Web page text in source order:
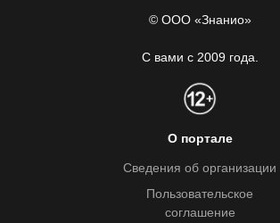
© ООО «Знанио»
С вами с 2009 года.
О портале
Сведения об организации
Пользовательское
соглашение